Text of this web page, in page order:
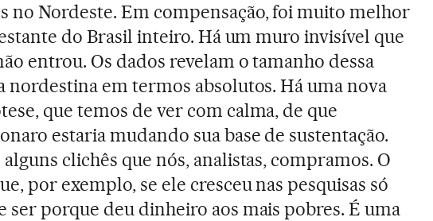
no Nordeste. Em compensação, foi muito melhor
do Brasil inteiro. Há um muro invisível que
entrou. Os dados revelam o tamanho dessa
nordestina em termos absolutos. Há uma nova
que temos de ver com calma, de que
estaria mudando sua base de sustentação.
alguns clichês que nós, analistas, compramos. O
por exemplo, se ele cresceu nas pesquisas só
ser porque deu dinheiro aos mais pobres. É uma